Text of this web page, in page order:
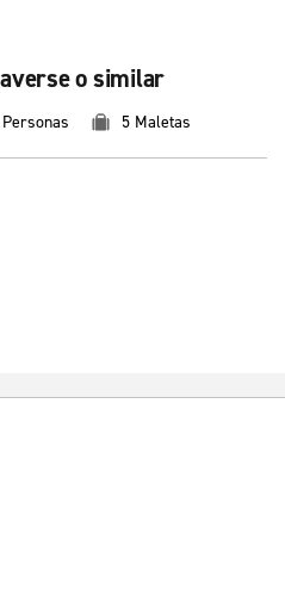
o similar
5 Maletas